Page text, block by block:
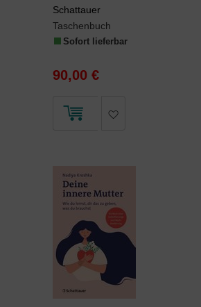
Schattauer
Taschenbuch
Sofort lieferbar
90,00 €